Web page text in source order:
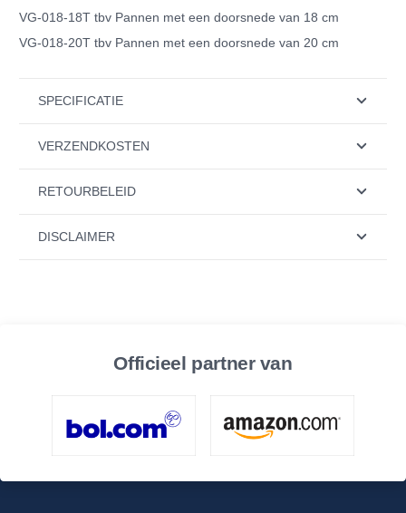
VG-018-18T tbv Pannen met een doorsnede van 18 cm
VG-018-20T tbv Pannen met een doorsnede van 20 cm
SPECIFICATIE
VERZENDKOSTEN
RETOURBELEID
DISCLAIMER
Officieel partner van